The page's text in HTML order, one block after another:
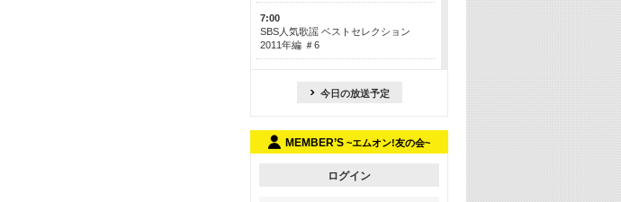
7:00
SBS人気歌謡 ベストセレクション
2011年編 ＃6
今も昔も愛される鉄板カラオケメドレ
ー【歌詞入り】 一挙5時間！
13:30
Apple Music カウントダウン 20
今日の放送予定
MEMBER’S ~エムオン!友の会~
ログイン